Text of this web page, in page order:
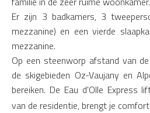
Er zijn 3 badkamers, 3
mezzanine) en een vierde
mezzanine.
Op een steenworp afstand van
de skigebieden Oz-Vaujany en
bereiken. De Eau d'Olle Express
van de residentie, brengt je